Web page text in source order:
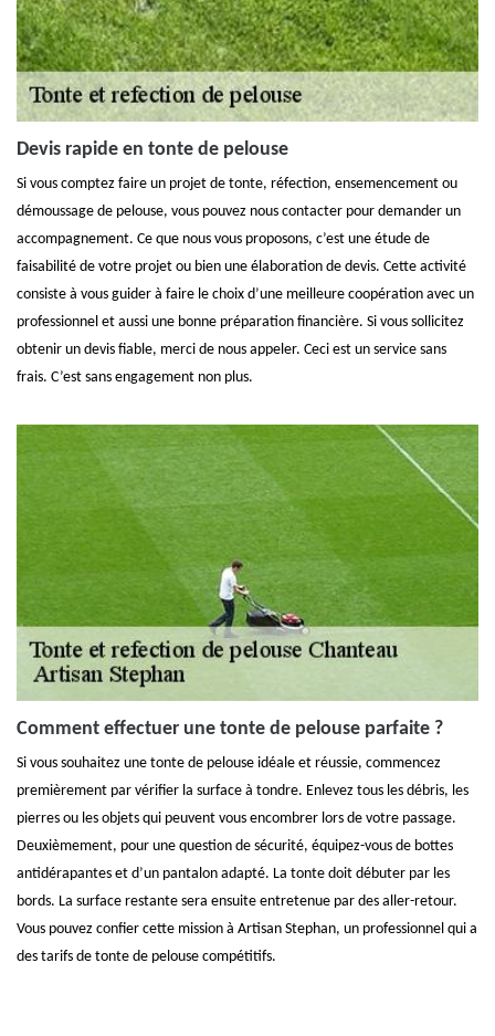
Devis rapide en tonte de pelouse
Si vous comptez faire un projet de tonte, réfection, ensemencement ou
démoussage de pelouse, vous pouvez nous contacter pour demander un
accompagnement. Ce que nous vous proposons, c’est une étude de
faisabilité de votre projet ou bien une élaboration de devis. Cette activité
consiste à vous guider à faire le choix d’une meilleure coopération avec un
professionnel et aussi une bonne préparation financière. Si vous sollicitez
obtenir un devis fiable, merci de nous appeler. Ceci est un service sans
frais. C’est sans engagement non plus.
Comment effectuer une tonte de pelouse parfaite ?
Si vous souhaitez une tonte de pelouse idéale et réussie, commencez
premièrement par vérifier la surface à tondre. Enlevez tous les débris, les
pierres ou les objets qui peuvent vous encombrer lors de votre passage.
Deuxièmement, pour une question de sécurité, équipez-vous de bottes
antidérapantes et d’un pantalon adapté. La tonte doit débuter par les
bords. La surface restante sera ensuite entretenue par des aller-retour.
Vous pouvez confier cette mission à Artisan Stephan, un professionnel qui a
des tarifs de tonte de pelouse compétitifs.